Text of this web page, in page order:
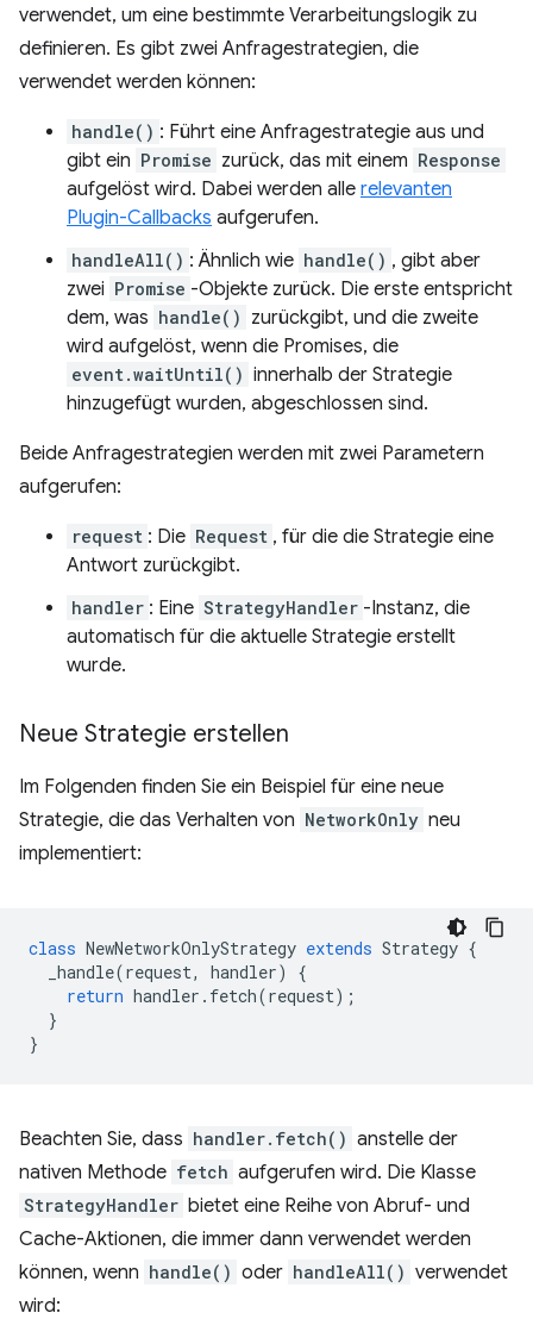
verwendet, um eine bestimmte Verarbeitungslogik zu
definieren. Es gibt zwei Anfragestrategien, die
verwendet werden können:
handle() : Führt eine Anfragestrategie aus und
gibt ein Promise zurück, das mit einem Response
aufgelöst wird. Dabei werden alle relevanten
Plugin-Callbacks aufgerufen.
handleAll() : Ähnlich wie handle() , gibt aber
zwei Promise -Objekte zurück. Die erste entspricht
dem, was handle() zurückgibt, und die zweite
wird aufgelöst, wenn die Promises, die
event.waitUntil() innerhalb der Strategie
hinzugefügt wurden, abgeschlossen sind.
Beide Anfragestrategien werden mit zwei Parametern
aufgerufen:
request : Die Request , für die die Strategie eine
Antwort zurückgibt.
handler : Eine StrategyHandler -Instanz, die
automatisch für die aktuelle Strategie erstellt
wurde.
Neue Strategie erstellen
Im Folgenden finden Sie ein Beispiel für eine neue
Strategie, die das Verhalten von NetworkOnly neu
implementiert:
class NewNetworkOnlyStrategy extends Strategy {
_handle(request, handler)
{
return handler . fetch(request);
}
}
Beachten Sie, dass handler.fetch() anstelle der
nativen Methode fetch aufgerufen wird. Die Klasse
StrategyHandler bietet eine Reihe von Abruf- und
Cache-Aktionen, die immer dann verwendet werden
können, wenn handle() oder handleAll() verwendet
wird: